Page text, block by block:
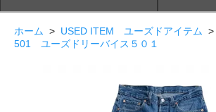
ホーム > USED ITEM ユーズドアイテム >
501 ユーズドリーバイス５０１